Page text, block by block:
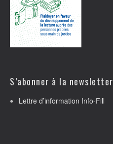
S’abonner à la newsletter
Lettre d’information Info-Fill